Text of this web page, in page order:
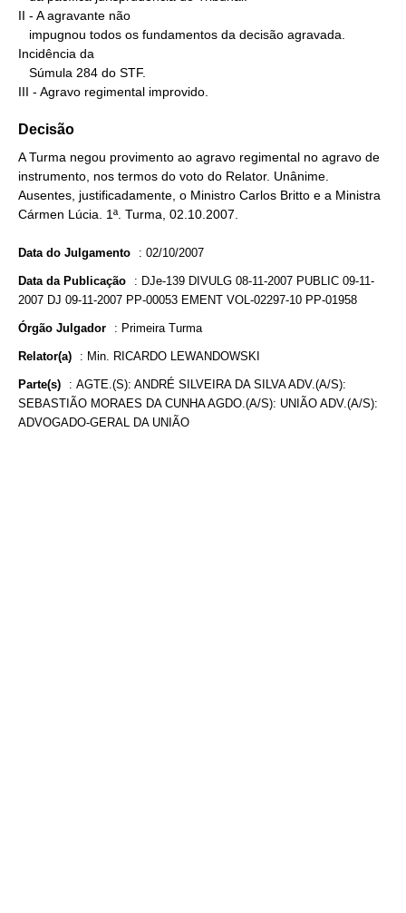
II - A agravante não
Incidência da
III - Agravo regimental improvido.
Decisão
A Turma negou provimento ao agravo regimental no agravo de
instrumento, nos termos do voto do Relator. Unânime.
Ausentes, justificadamente, o Ministro Carlos Britto e a Ministra
Cármen Lúcia. 1ª. Turma, 02.10.2007.
Data do Julgamento : 02/10/2007
Data da Publicação : DJe-139 DIVULG 08-11-2007 PUBLIC 09-11-
2007 DJ 09-11-2007 PP-00053 EMENT VOL-02297-10 PP-01958
Órgão Julgador : Primeira Turma
Relator(a) : Min. RICARDO LEWANDOWSKI
Parte(s) : AGTE.(S): ANDRÉ SILVEIRA DA SILVA ADV.(A/S):
SEBASTIÃO MORAES DA CUNHA AGDO.(A/S): UNIÃO ADV.(A/S):
ADVOGADO-GERAL DA UNIÃO